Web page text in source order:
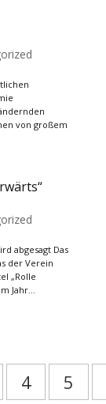
von großem
abgesagt Das
der Verein
„Rolle
Jahr...
4
5